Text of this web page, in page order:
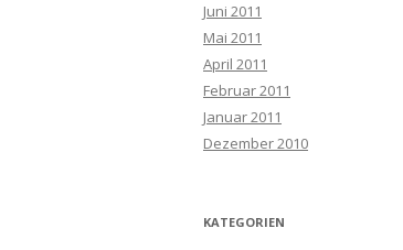
Juni 2011
Mai 2011
April 2011
Februar 2011
Januar 2011
Dezember 2010
KATEGORIEN